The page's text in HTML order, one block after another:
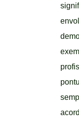
além
para
em
Um